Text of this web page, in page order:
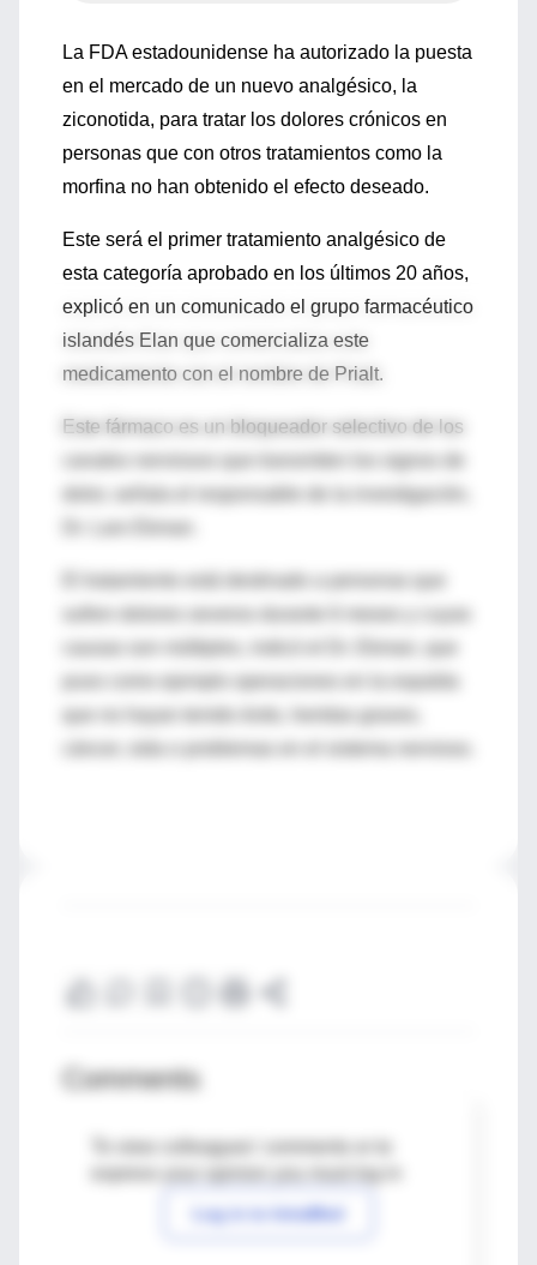
La FDA estadounidense ha autorizado la puesta
en el mercado de un nuevo analgésico, la
ziconotida, para tratar los dolores crónicos en
personas que con otros tratamientos como la
morfina no han obtenido el efecto deseado.
Este será el primer tratamiento analgésico de
esta categoría aprobado en los últimos 20 años,
explicó en un comunicado el grupo farmacéutico
islandés Elan que comercializa este
medicamento con el nombre de Prialt.
Este fármaco es un bloqueador selectivo de los
canales nerviosos que transmiten los signos de
dolor, señala el responsable de la investigación,
puso como ejemplo operaciones en la espalda
que no hayan tenido éxito, heridas graves,
Comments
To view colleagues' comments or to
Log in to IntraMed